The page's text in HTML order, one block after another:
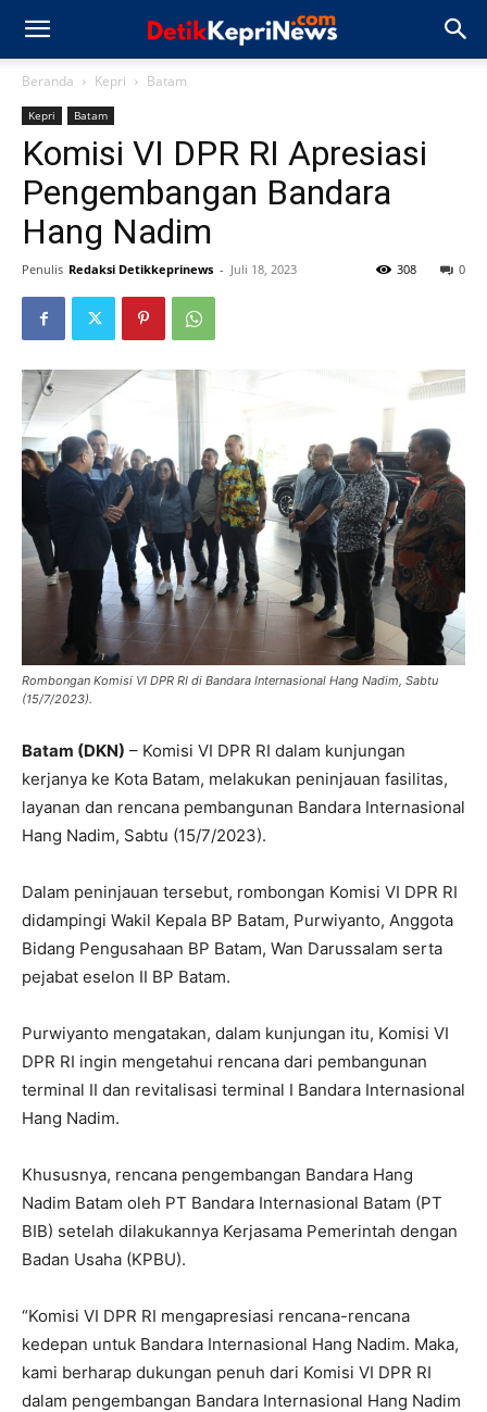
Beranda Kepri Batam
Kepri Batam
Komisi VI DPR RI Apresiasi
Pengembangan Bandara
Hang Nadim
Penulis Redaksi Detikkeprinews - Juli 18, 2023 0
308
Rombongan Komisi VI DPR RI di Bandara Internasional Hang Nadim, Sabtu
(15/7/2023).
Batam (DKN) – Komisi VI DPR RI dalam kunjungan
kerjanya ke Kota Batam, melakukan peninjauan fasilitas,
layanan dan rencana pembangunan Bandara Internasional
Hang Nadim, Sabtu (15/7/2023).
Dalam peninjauan tersebut, rombongan Komisi VI DPR RI
didampingi Wakil Kepala BP Batam, Purwiyanto, Anggota
Bidang Pengusahaan BP Batam, Wan Darussalam serta
pejabat eselon II BP Batam.
Purwiyanto mengatakan, dalam kunjungan itu, Komisi VI
DPR RI ingin mengetahui rencana dari pembangunan
terminal II dan revitalisasi terminal I Bandara Internasional
Hang Nadim.
Khususnya, rencana pengembangan Bandara Hang
Nadim Batam oleh PT Bandara Internasional Batam (PT
BIB) setelah dilakukannya Kerjasama Pemerintah dengan
Badan Usaha (KPBU).
“Komisi VI DPR RI mengapresiasi rencana-rencana
kedepan untuk Bandara Internasional Hang Nadim. Maka,
kami berharap dukungan penuh dari Komisi VI DPR RI
dalam pengembangan Bandara Internasional Hang Nadim